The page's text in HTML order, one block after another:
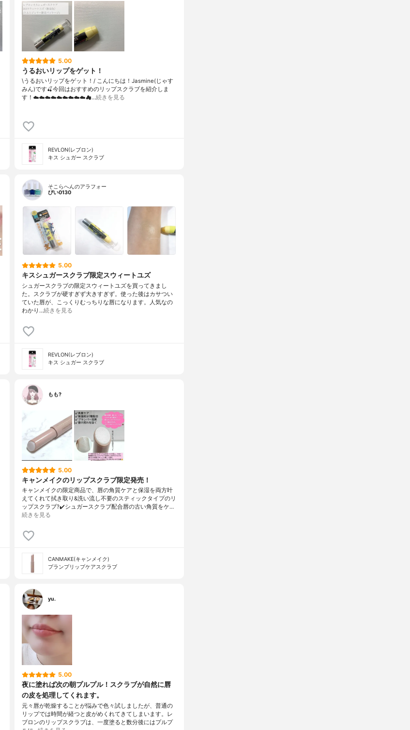
5.00
うるおいリップをゲット！
\うるおいリップをゲット！/ こんにちは！Jasmine(じゃす
みん)です🍒今回はおすすめのリップスクラブを紹介しま
す！☁️☁️☁️☁️☁️☁️☁️☁️☁️☁…続きを見る
REVLON(レブロン)
キス シュガー スクラブ
そこらへんのアラフォー
ぴい0130
5.00
キスシュガースクラブ限定スウィートユズ
シュガースクラブの限定スウィートユズを買ってきまし
た。スクラブが硬すぎず大きすぎず。使った後はカサつい
ていた唇が、こっくりむっちりな唇になります。人気なの
わかり…続きを見る
REVLON(レブロン)
キス シュガー スクラブ
もも?
5.00
キャンメイクのリップスクラブ限定発売！
キャンメイクの限定商品で、唇の角質ケアと保湿を両方叶
えてくれて拭き取り&洗い流し不要のスティックタイプのリ
ップスクラブ?✔️シュガースクラブ配合唇の古い角質をケ…
続きを見る
CANMAKE(キャンメイク)
プランプリップケアスクラブ
yu.
5.00
夜に塗れば次の朝プルプル！スクラブが自然に唇
の皮を処理してくれます。
元々唇が乾燥することが悩みで色々試しましたが、普通の
リップでは時間が経つと皮がめくれてきてしまいます。レ
ブロンのリップスクラブは、一度塗ると数分後にはプルプ